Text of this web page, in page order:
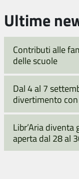
Ultime
Contributi alle
delle scuole
Dal 4 al 7
divertimento con
Libr’Aria diventa
aperta dal 28 al